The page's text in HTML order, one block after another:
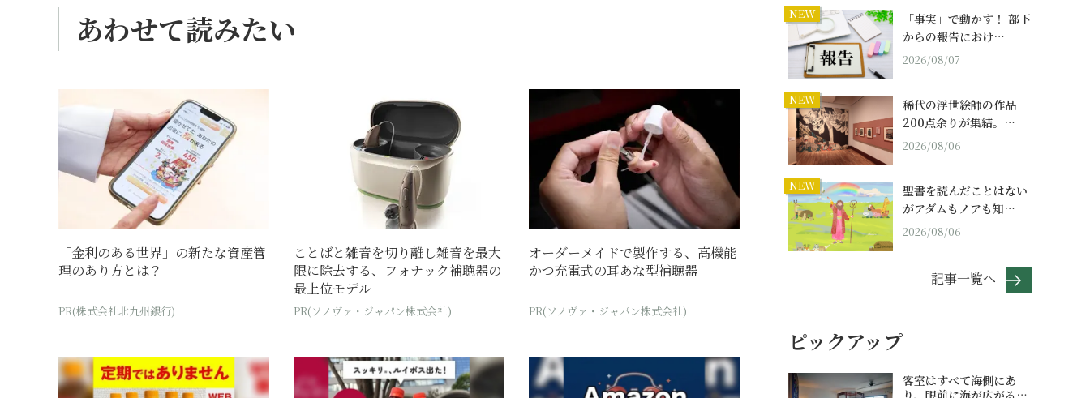
あわせて読みたい
「金利のある世界」の新たな資産管
理のあり方とは？
PR(株式会社北九州銀行)
ことばと雑音を切り離し雑音を最大
限に除去する、フォナック補聴器の
最上位モデル
PR(ソノヴァ・ジャパン株式会社)
オーダーメイドで製作する、高機能
かつ充電式の耳あな型補聴器
PR(ソノヴァ・ジャパン株式会社)
NEW
「事実」で動かす！ 部下
からの報告におけ…
2026/08/07
NEW
稀代の浮世絵師の作品
200点余りが集結。…
2026/08/06
NEW
聖書を読んだことはない
がアダムもノアも知…
2026/08/06
記事一覧へ
ピックアップ
客室はすべて海側にあ